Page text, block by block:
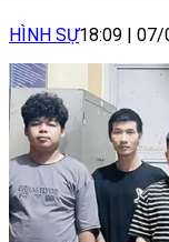
HÌNH SỰ18:09 | 07/